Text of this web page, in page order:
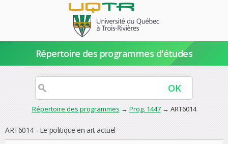
Répertoire des programmes d'études
Répertoire des programmes → Prog. 1447→ ART6014
ART6014 - Le politique en art actuel